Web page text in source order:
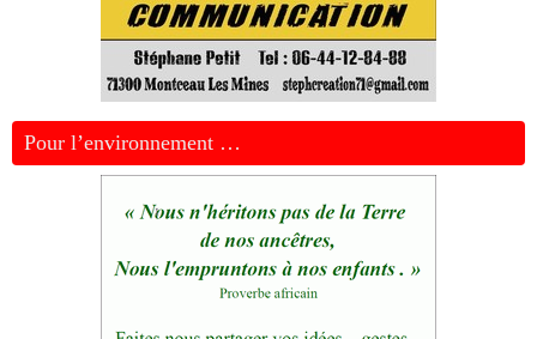
Pour l’environnement …